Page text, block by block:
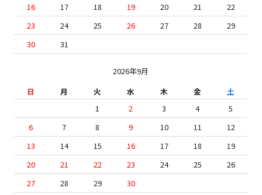
16
17 18 19 20 21
22
23
24 25 26 27 28
29
30
31
2026年9月
日
月 火 水 木 金
土
1
2 3 4
5
6
7 8 9 10 11
12
13
14 15 16 17 18
19
20
21 22 23 24 25
26
27
28 29 30